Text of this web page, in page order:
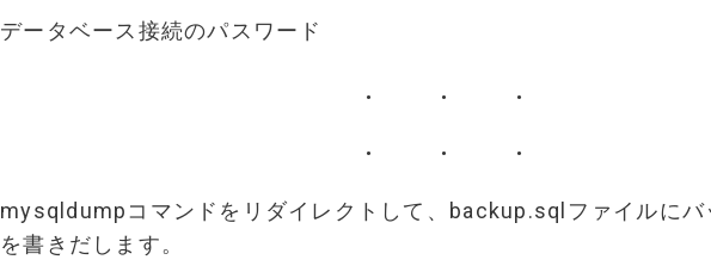
データベース接続のパスワード
mysqldumpコマンドをリダイレクトして、backup.sqlファイルにバ
を書きだします。